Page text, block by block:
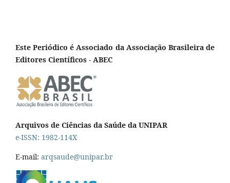
Este Periódico é Associado da Associação Brasileira de
Editores Científicos - ABEC
Arquivos de Ciências da Saúde da UNIPAR
e-ISSN: 1982-114X
E-mail: arqsaude@unipar.br